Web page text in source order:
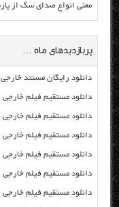
معنی انواع صدای سگ از
پربازدیدهای ماه …
دانلود رایگان مسنتد خارجی Britney Ever After 2017 با لینک مستقیم
دانلود مستقیم فیلم خارجی OK Jaanu 2017 از سرور سایت
دانلود مستقیم فیلم خارجی John Wick: Chapter 2 2017 از سرور سایت
دانلود مستقیم فیلم خارجی Cross Wars 2017 از سرور سایت
دانلود مستقیم فیلم خارجی Fifty Shades Darker 2017 از سرور سایت
دانلود مستقیم فیلم خارجی From Straight As 2017 از سرور سایت
دانلود مستقیم فیلم خارجی Zeroville 2017 از سرور سایت